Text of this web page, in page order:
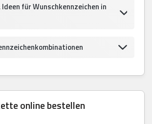
für Wunschkennzeichen in
online bestellen